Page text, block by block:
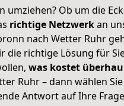
umziehen? Ob um die
richtige Netzwerkan
nach Wetter Ruhr
die richtige Lösung für
was kostet
Ruhr – dann wählen
Antwort auf Ihre